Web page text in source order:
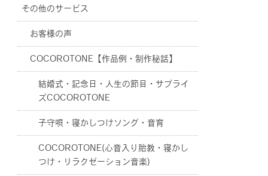
その他のサービス
お客様の声
COCOROTONE【作品例・制作秘話】
結婚式・記念日・人生の節目・サプライ
ズCOCOROTONE
子守唄・寝かしつけソング・音育
COCOROTONE(心音入り胎教・寝かし
つけ・リラクゼーション音楽)